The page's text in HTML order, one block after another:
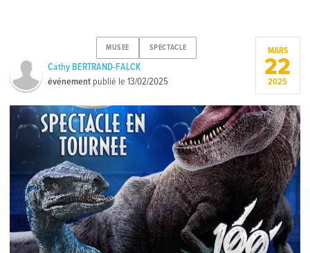
MUSEE SPECTACLE
Cathy BERTRAND-FALCK
événement publié le13/02/2025
MARS
22
2025